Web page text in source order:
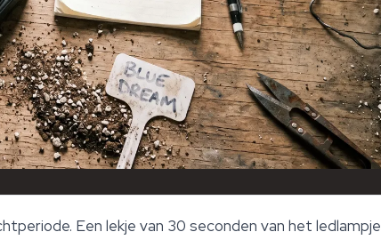
Een lekje van 30 seconden van het ledlampje